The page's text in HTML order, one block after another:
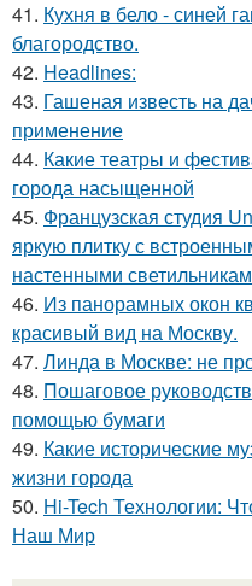
41. Кухня в бело - синей
благородство.
42. Headlines:
43. Гашеная известь на
применение
44. Какие театры и
города насыщенной
45. Французская студия
яркую плитку с
настенными
46. Из панорамных окон
красивый вид на Москву.
47. Линда в Москве: не
48. Пошаговое
помощью бумаги
49. Какие исторические
жизни города
50. Hi-Tech Технологии:
Наш Мир